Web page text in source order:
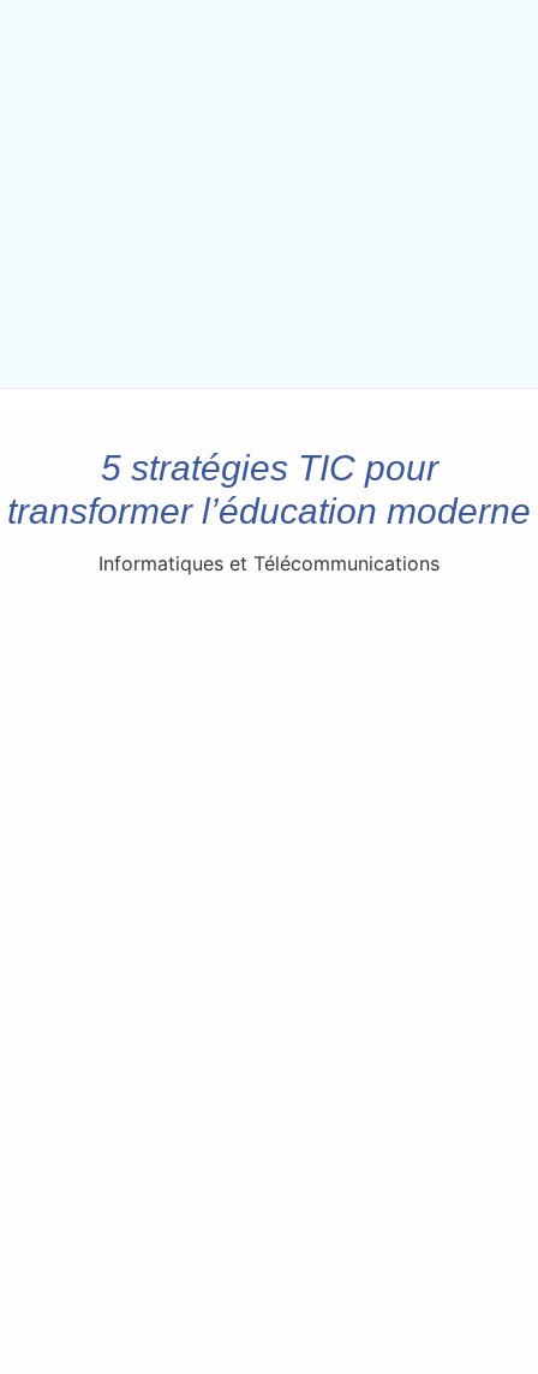
5 stratégies TIC pour
transformer l’éducation moderne
Informatiques et Télécommunications